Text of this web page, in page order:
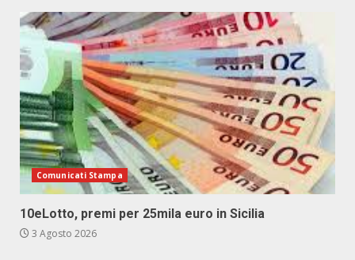
Comunicati Stampa
10eLotto, premi per 25mila euro in Sicilia
3 Agosto 2026